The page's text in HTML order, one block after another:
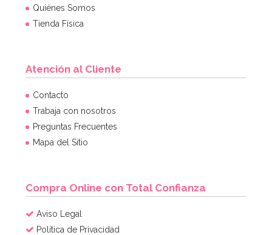
Quiénes Somos
Tienda Física
Atención al Cliente
Contacto
Trabaja con nosotros
Preguntas Frecuentes
Mapa del Sitio
Compra Online con Total Confianza
Aviso Legal
Política de Privacidad